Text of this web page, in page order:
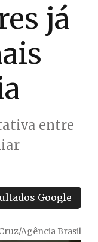
já
entre
Google
Agência Brasil